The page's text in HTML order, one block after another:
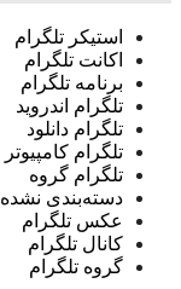
استیکر تلگرام
اکانت تلگرام
برنامه تلگرام
تلگرام اندروید
تلگرام دانلود
تلگرام کامپیوتر
تلگرام گروه
دسته‌بندی نشده
عکس تلگرام
کانال تلگرام
گروه تلگرام